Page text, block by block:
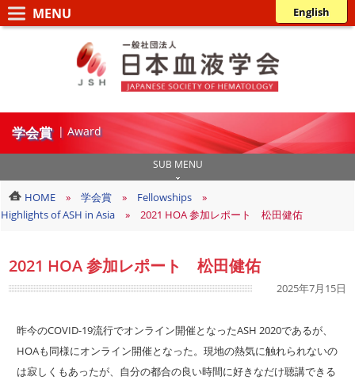
コ
ン
プ
ナ
ビ
動
English
般
社
団
法
人
日
本
血
学
会
学会賞 | Award
HOME 学会賞
Fellowships
Highlights of ASH in Asia
2021 HOA 参加レポート 松田健佑
2021 HOA 参加レポート 松田健佑
最
新
日
時
2025年7月15日
昨今のCOVID-19流行でオンライン開催となったASH 2020であるが、
HOAも同様にオンライン開催となった。現地の熱気に触れられないの
は寂しくもあったが、自分の都合の良い時間に好きなだけ聴講できる
SUB MENU